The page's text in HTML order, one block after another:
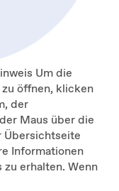
Um die
öffnen, klicken
der
Maus über die
Übersichtseite
Informationen
erhalten. Wenn